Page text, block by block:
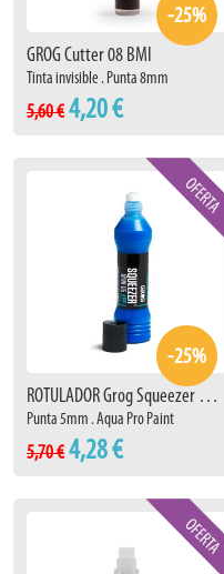
-25%
GROG Cutter 08 BMI
Tinta invisible . Punta 8mm
5,60 € 4,20 €
-25%
ROTULADOR Grog Squeezer Mini 05 APP
Punta 5mm . Aqua Pro Paint
5,70 € 4,28 €